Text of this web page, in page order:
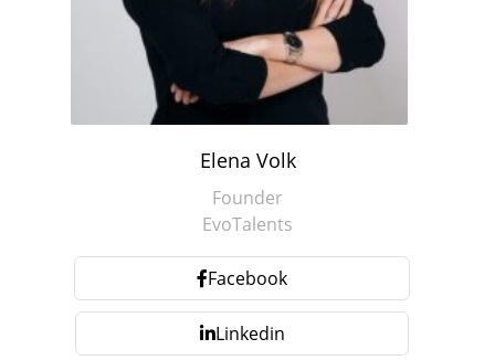
Elena Volk
Founder
EvoTalents
Facebook
Linkedin